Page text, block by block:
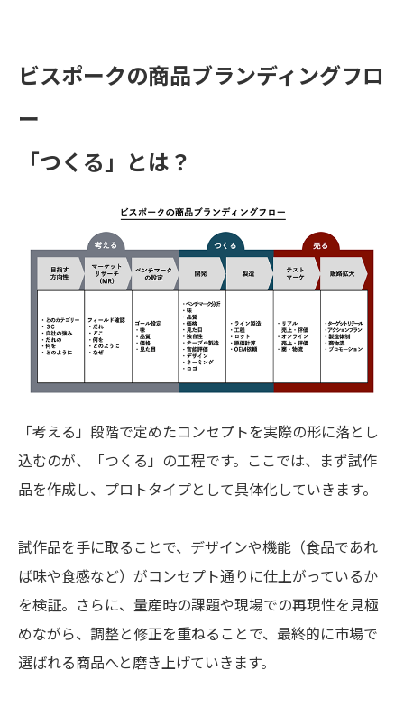
ビスポークの商品ブランディングフロ
ー
「つくる」とは？
「考える」段階で定めたコンセプトを実際の形に落とし
込むのが、「つくる」の工程です。ここでは、まず試作
品を作成し、プロトタイプとして具体化していきます。
試作品を手に取ることで、デザインや機能（食品であれ
ば味や食感など）がコンセプト通りに仕上がっているか
を検証。さらに、量産時の課題や現場での再現性を見極
めながら、調整と修正を重ねることで、最終的に市場で
選ばれる商品へと磨き上げていきます。